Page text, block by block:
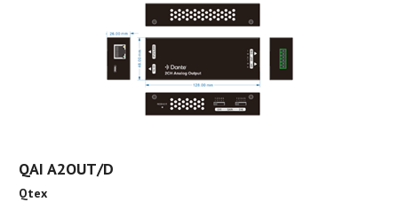
QAI A2OUT/D
Qtex